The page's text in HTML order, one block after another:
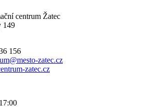
centrum Žatec
149
156
zatec.cz
zatec.cz